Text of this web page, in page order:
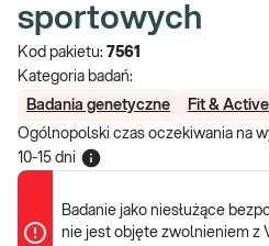
sportowych
Kod pakietu: 7561
Kategoria badań:
Badania genetyczne
Fit & Active
Ogólnopolski czas oczekiwania na
10-15 dni
Badanie jako niesłużące
nie jest objęte zwolnieniem z